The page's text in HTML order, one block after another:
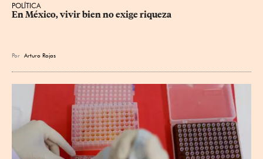
POLÍTICA
En México, vivir bien no exige riqueza
Por Arturo Rojas